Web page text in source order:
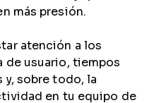
más presión.
atención a los
de usuario, tiempos
y, sobre todo, la
en tu equipo de